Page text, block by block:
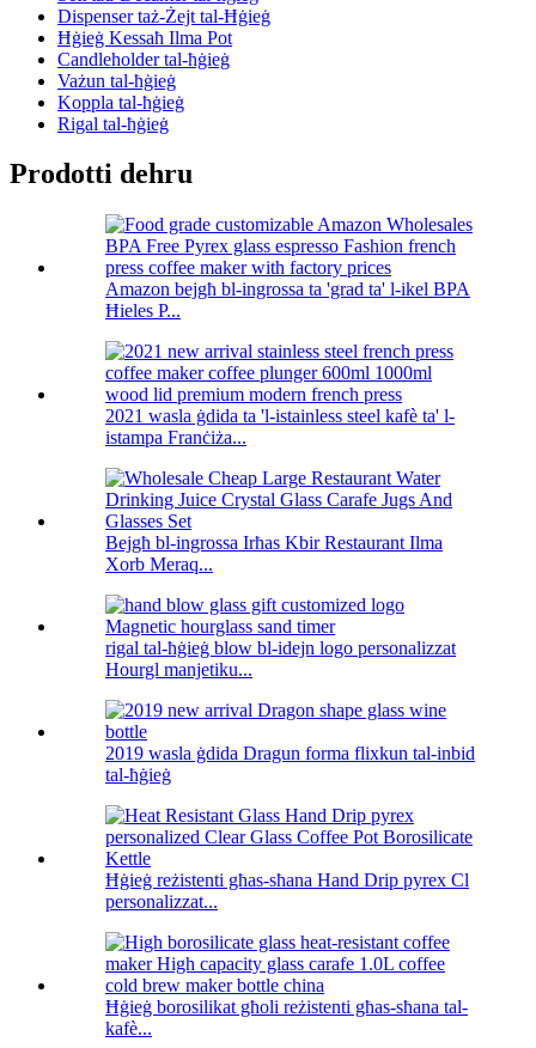
Dispenser taż-Żejt tal-Ħġieġ
Ħġieġ Kessaħ Ilma Pot
Candleholder tal-ħġieġ
Vażun tal-ħġieġ
Koppla tal-ħġieġ
Rigal tal-ħġieġ
Prodotti dehru
Amazon bejgħ bl-ingrossa ta 'grad ta' l-ikel BPA
Ħieles P...
2021 wasla ġdida ta 'l-istainless steel kafè ta' l-
istampa Franċiża...
Bejgħ bl-ingrossa Irħas Kbir Restaurant Ilma
Xorb Meraq...
rigal tal-ħġieġ blow bl-idejn logo personalizzat
Hourgl manjetiku...
2019 wasla ġdida Dragun forma flixkun tal-inbid
tal-ħġieġ
Ħġieġ reżistenti għas-sħana Hand Drip pyrex Cl
personalizzat...
Ħġieġ borosilikat għoli reżistenti għas-sħana tal-
kafè...